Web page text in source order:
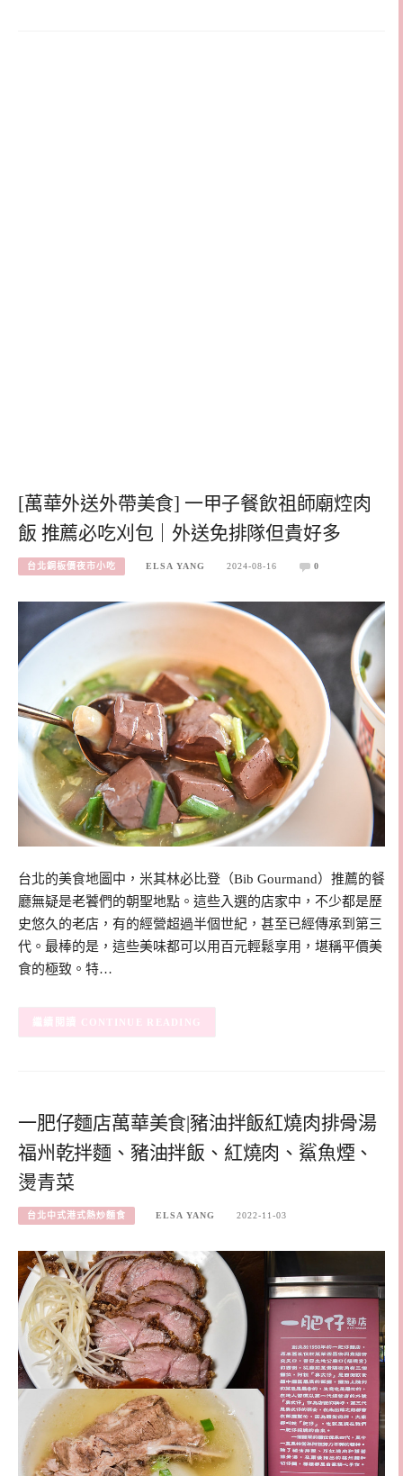
[萬華外送外帶美食] 一甲子餐飲祖師廟焢肉
飯 推薦必吃刈包｜外送免排隊但貴好多
台北銅板價夜市小吃 ELSA YANG 2024-08-16 0
台北的美食地圖中，米其林必比登（Bib Gourmand）推薦的餐
廳無疑是老饕們的朝聖地點。這些入選的店家中，不少都是歷
史悠久的老店，有的經營超過半個世紀，甚至已經傳承到第三
代。最棒的是，這些美味都可以用百元輕鬆享用，堪稱平價美
食的極致。特…
CONTINUE READING
一肥仔麵店萬華美食|豬油拌飯紅燒肉排骨湯
福州乾拌麵、豬油拌飯、紅燒肉、鯊魚煙、
燙青菜
台北中式港式熱炒麵食 ELSA YANG 2022-11-03